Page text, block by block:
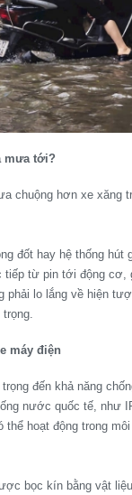
mưa tới?
chuộng hơn xe xăng
đốt hay hệ thống hút
tiếp từ pin tới động
phải lo lắng về hiện
máy điện
đến khả năng
nước quốc tế, như
hoạt động trong
bọc kín bằng vật